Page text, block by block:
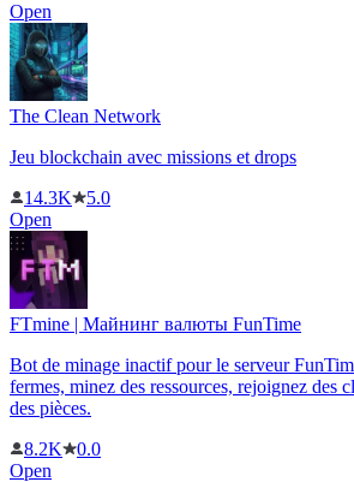
Open
The Clean Network
Jeu blockchain avec missions et drops
14.3K
5.0
Open
FTmine | Майнинг валюты FunTime
Bot de minage inactif pour le serveur
fermes, minez des ressources, rejoignez des
des pièces.
8.2K
0.0
Open